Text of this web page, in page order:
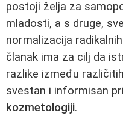
postoji želja za
mladosti, a s druge,
normalizacija
članak ima za cilj da
razlike između
svestan i informisan
kozmetologiji.